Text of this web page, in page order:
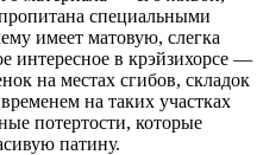
специальными
имеет матовую, слегка
интересное в крэйзихорсе —
на местах сгибов, складок
на таких участках
потертости, которые
патину.